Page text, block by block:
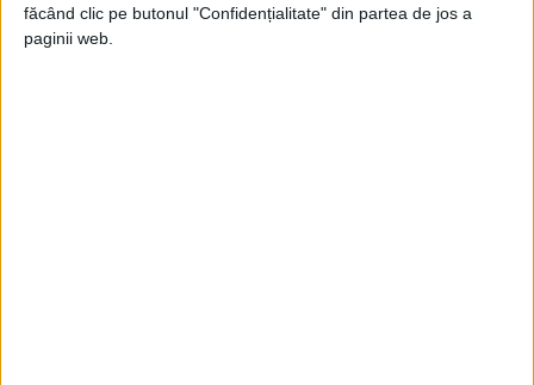
făcând clic pe butonul "Confidențialitate" din partea de jos a
paginii web.